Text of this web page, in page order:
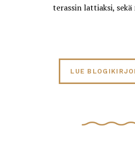
terassin lattiaksi,
LUE